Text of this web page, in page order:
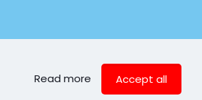
Read more Accept all